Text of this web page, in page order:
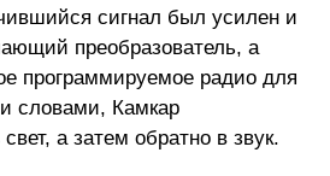
сигнал был усилен и
преобразователь, а
программируемое радио для
словами, Камкар
а затем обратно в звук.